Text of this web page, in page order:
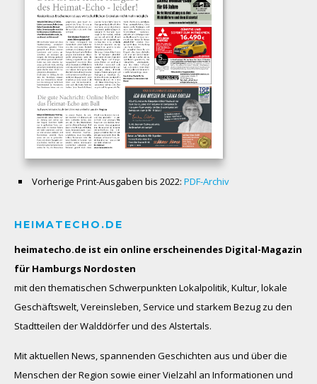
Vorherige Print-Ausgaben bis 2022: PDF-Archiv
HEIMATECHO.DE
heimatecho.de ist ein online erscheinendes Digital-Magazin
für Hamburgs Nordosten
mit den thematischen Schwerpunkten Lokalpolitik, Kultur, lokale
Geschäftswelt, Vereinsleben, Service und starkem Bezug zu den
Stadtteilen der Walddörfer und des Alstertals.
Mit aktuellen News, spannenden Geschichten aus und über die
Menschen der Region sowie einer Vielzahl an Informationen und